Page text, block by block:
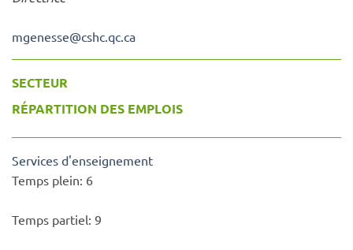
mgenesse@cshc.qc.ca
SECTEUR
RÉPARTITION DES EMPLOIS
Services d'enseignement
Temps plein: 6
Temps partiel:9